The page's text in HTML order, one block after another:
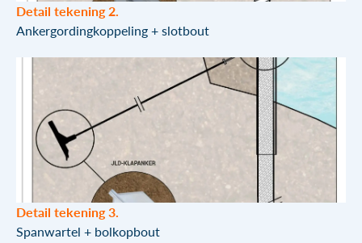
Detail tekening 2.
Ankergordingkoppeling + slotbout
Detail tekening 3.
Spanwartel + bolkopbout